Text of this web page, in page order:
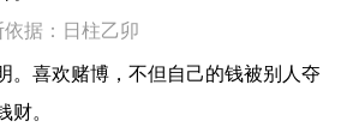
据：日柱乙卯
。喜欢赌博，不但自己的钱被别人夺
财。